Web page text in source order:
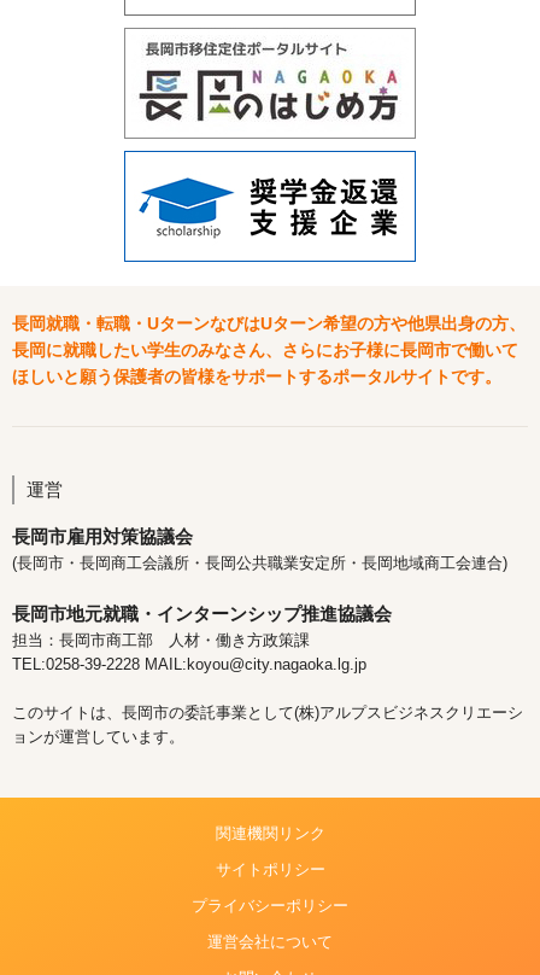
長岡就職・転職・UターンなびはUターン希望の方や他県出身の方、
長岡に就職したい学生のみなさん、さらにお子様に長岡市で働いて
ほしいと願う保護者の皆様をサポートするポータルサイトです。
運営
長岡市雇用対策協議会
(長岡市・長岡商工会議所・長岡公共職業安定所・長岡地域商工会連合)
長岡市地元就職・インターンシップ推進協議会
担当：長岡市商工部 人材・働き方政策課
TEL:0258-39-2228 MAIL:koyou@city.nagaoka.lg.jp
このサイトは、長岡市の委託事業として(株)アルプスビジネスクリエーシ
ョンが運営しています。
関連機関リンク
サイトポリシー
プライバシーポリシー
運営会社について